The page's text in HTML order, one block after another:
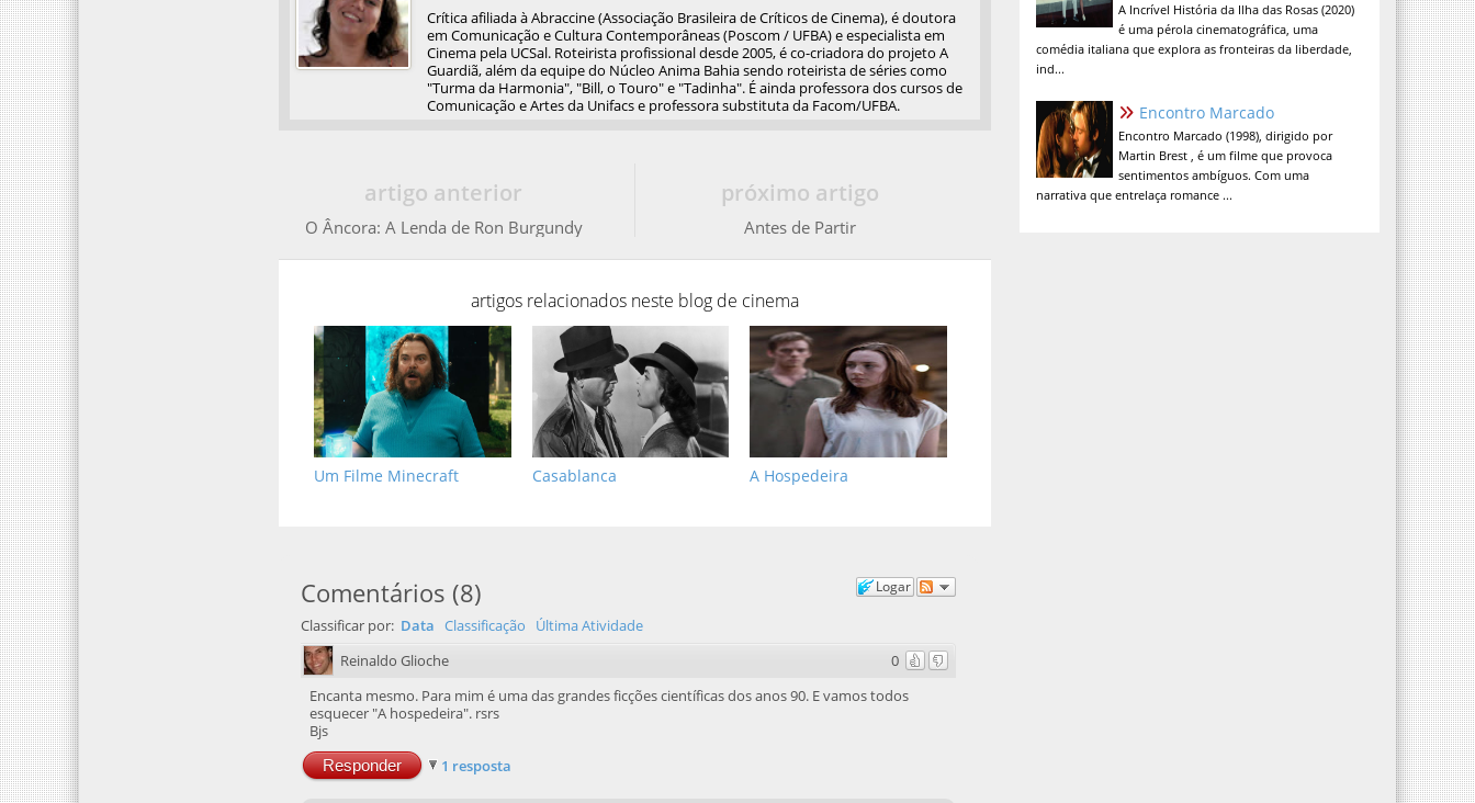
Crítica afiliada à Abraccine (Associação Brasileira de Críticos de Cinema), é doutora
em Comunicação e Cultura Contemporâneas (Poscom / UFBA) e especialista em
Cinema pela UCSal. Roteirista profissional desde 2005, é co-criadora do projeto A
Guardiã, além da equipe do Núcleo Anima Bahia sendo roteirista de séries como
"Turma da Harmonia", "Bill, o Touro" e "Tadinha". É ainda professora dos cursos de
Comunicação e Artes da Unifacs e professora substituta da Facom/UFBA.
próximo artigo
Antes de Partir
artigo anterior
O Âncora: A Lenda de Ron Burgundy
artigos relacionados neste blog de cinema
A Hospedeira
Casablanca
Um Filme Minecraft
Logar
Comentários (8)
Classificar por: Data Classificação
Última Atividade
0
Reinaldo Glioche
Encanta mesmo. Para mim é uma das grandes ficções científicas dos anos 90. E vamos todos
esquecer "A hospedeira". rsrs
Bjs
Responder 1 resposta
A Incrível História da Ilha das Rosas (2020)
é uma pérola cinematográfica, uma
comédia italiana que explora as fronteiras da liberdade,
ind...
Encontro Marcado
Encontro Marcado (1998), dirigido por
Martin Brest , é um filme que provoca
sentimentos ambíguos. Com uma
narrativa que entrelaça romance ...